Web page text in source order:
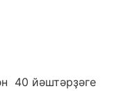
40 йәштәрҙәге